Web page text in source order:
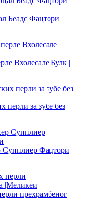
Беадс Фацтори |
Вхолесале Булк |
перли за зубе без
Супплиер Фацтори
прехрамбеног